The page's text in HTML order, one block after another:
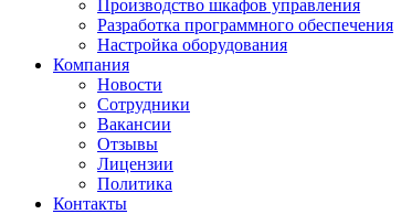
Производство шкафов управления
Разработка программного обеспечения
Настройка оборудования
Компания
Новости
Сотрудники
Вакансии
Отзывы
Лицензии
Политика
Контакты